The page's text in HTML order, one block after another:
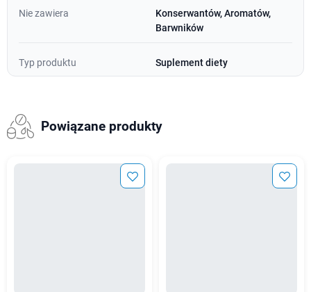
Nie zawiera
Konserwantów, Aromatów,
Barwników
Typ produktu Suplement diety
Powiązane produkty